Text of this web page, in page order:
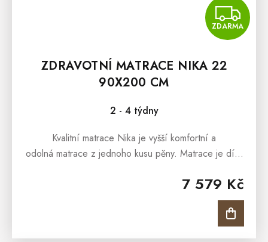
ZDARMA
ZDRAVOTNÍ MATRACE NIKA 22
90X200 CM
2 - 4 týdny
7 579 Kč
Kvalitní matrace Nika je vyšší komfortní a
odolná matrace z jednoho kusu pěny. Matrace je díky